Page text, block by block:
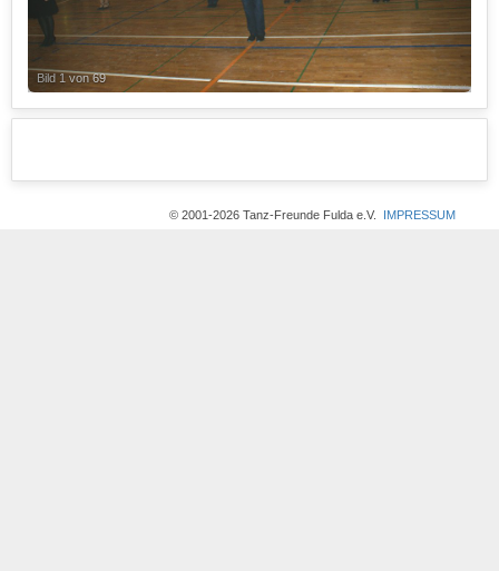
Bild 1 von 69
© 2001-2026 Tanz-Freunde Fulda e.V. IMPRESSUM